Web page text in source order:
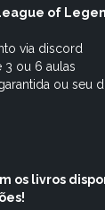
of
via discord
3 ou 6 aulas
ou seu
os livros